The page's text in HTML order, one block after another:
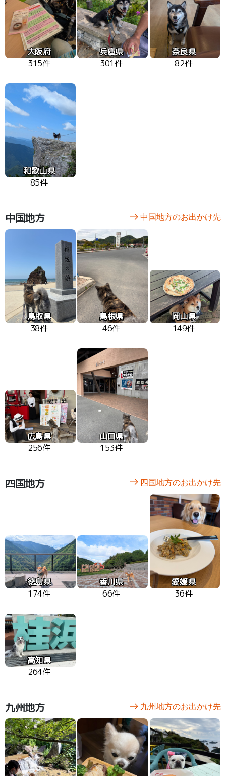
大阪府
315件
兵庫県
301件
奈良県
82件
和歌山県
85件
中国地方 中国地方のお出かけ先
鳥取県
38件
島根県
46件
岡山県
149件
広島県
256件
山口県
153件
四国地方 四国地方のお出かけ先
徳島県
174件
香川県
66件
愛媛県
36件
高知県
264件
九州地方 九州地方のお出かけ先